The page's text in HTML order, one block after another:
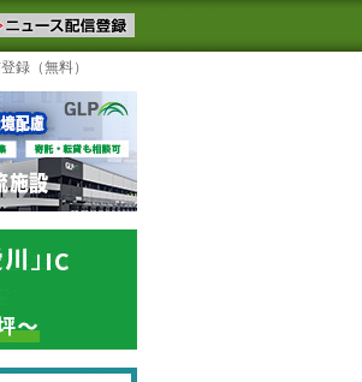
。物流ニュースメール配信を登録す
見るテーマ
録（無料）